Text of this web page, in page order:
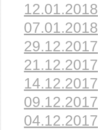
12.01.2018
07.01.2018
29.12.2017
21.12.2017
14.12.2017
09.12.2017
04.12.2017